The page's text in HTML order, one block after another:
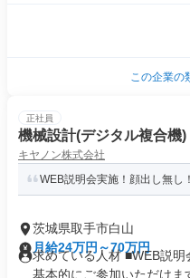
この企業の
正社員
機械設計(デジタル複合機)
キヤノン株式会社
WEB説明会実施！顔出し無し
茨城県取手市白山
月給24万円～70万円
求めている人材 ■WEB説
基本的にご参加いただけま